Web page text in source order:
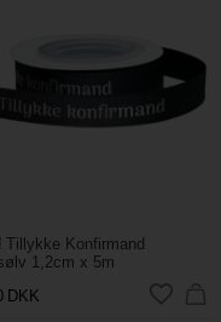
Tillykke Konfirmand
1,2cm x 5m
DKK